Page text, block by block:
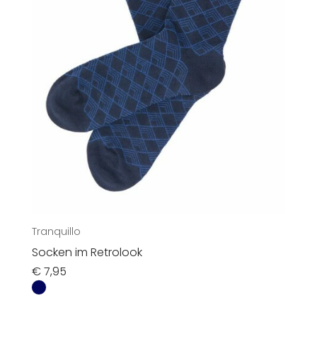
Gutscheine
Über uns
Tranquillo
Socken im Retrolook
€7,95